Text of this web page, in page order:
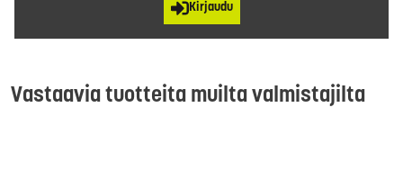
Kirjaudu
Vastaavia tuotteita muilta valmistajilta